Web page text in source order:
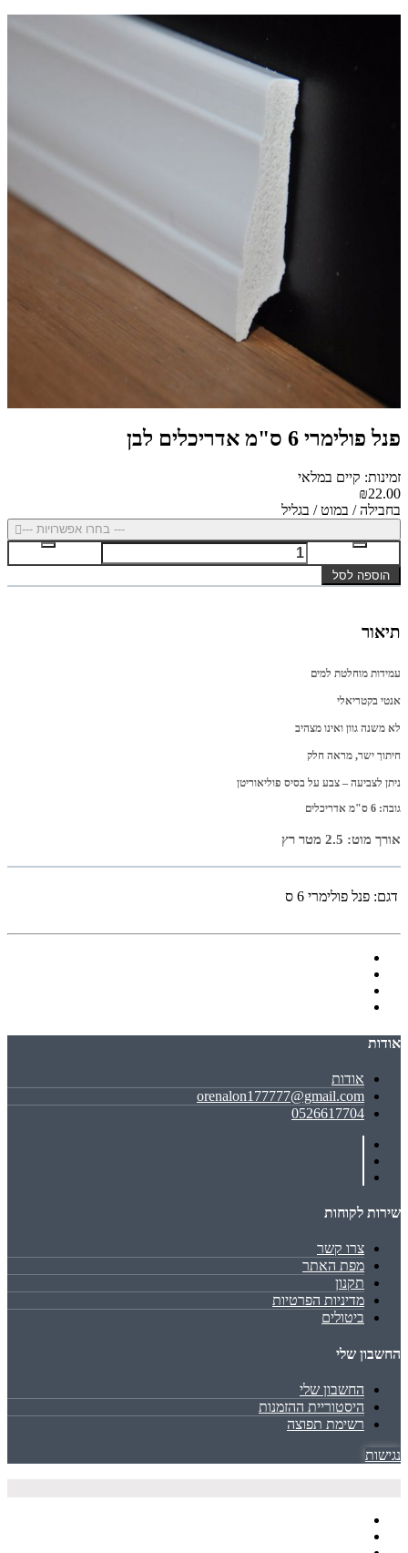
פנל פולימרי 6 ס"מ אדריכלים לבן
זמינות: קיים במלאי
₪22.00
בחבילה / במוט / בגליל
--- בחרו אפשרויות ---
הוספה לסל
תיאור
עמידות מוחלטת למים
אנטי בקטריאלי
לא משנה גוון ואינו מצהיב
חיתוך ישר, מראה חלק
ניתן לצביעה – צבע על בסיס פוליאוריטן
גובה: 6 ס"מ אדריכלים
אורך מוט: 2.5 מטר רץ
דגם: פנל פולימרי 6 ס
אודות
אודות
orenalon177777@gmail.com
0526617704
שירות לקוחות
צרו קשר
מפת האתר
תקנון
מדיניות הפרטיות
ביטולים
החשבון שלי
החשבון שלי
היסטוריית ההזמנות
רשימת תפוצה
נגישות